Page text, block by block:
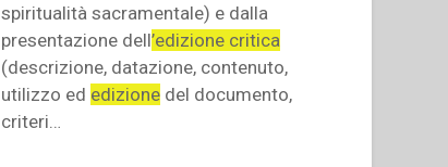
spiritualità sacramentale) e dalla
presentazione dell’edizione critica
(descrizione, datazione, contenuto,
utilizzo ed edizione del documento,
criteri…